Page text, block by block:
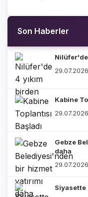
Son Haberler
Nilüfer'de
Kabine
Gebze
daha